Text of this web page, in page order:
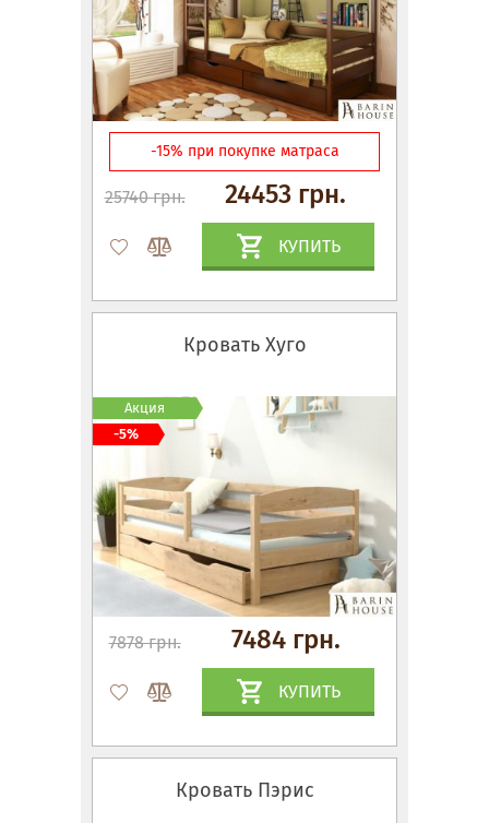
-15% при покупке матраса
25740 грн. 24453 грн.
КУПИТЬ
Кровать Хуго
7878 грн. 7484 грн.
КУПИТЬ
Акция
-5%
Кровать Пэрис